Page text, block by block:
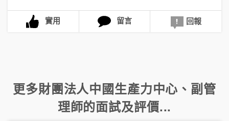
實用 留言 回報
更多財團法人中國生產力中心 、 副管
理師的面試及評價...